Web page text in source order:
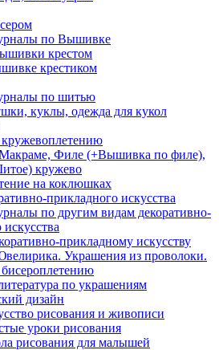
по Вышивке
крестом
крестиком
по шитью
куклы, одежда для кукол
Филе (+Вышивка по филе),
кружево
на коклюшках
прикладного искусства
по другим видам декоративно-
прикладному искусству
Украшения из проволоки.
по украшениям
дизайн
рисования и живописи
уроки рисования
рисования для малышей